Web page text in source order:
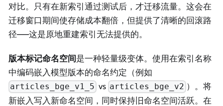
对比。只有在新索引通过测试后，才迁移流量。这会在
迁移窗口期间使存储成本翻倍，但提供了清晰的回滚路
径——这是原地重建索引无法提供的。
版本标记命名空间是一种轻量级变体。使用在索引名称
中编码嵌入模型版本的命名约定（例如
articles_bge_v1_5 vs articles_bge_v2 ）。将
新嵌入写入新命名空间，同时保持旧命名空间活跃。在